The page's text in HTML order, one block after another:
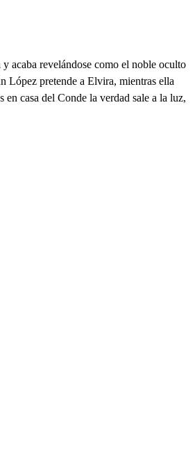
acaba revelándose como el noble oculto
López pretende a Elvira, mientras ella
casa del Conde la verdad sale a la luz,